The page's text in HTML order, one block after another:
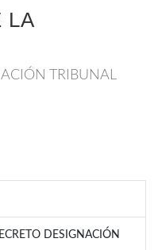
LA
TRIBUNAL
DESIGNACIÓN